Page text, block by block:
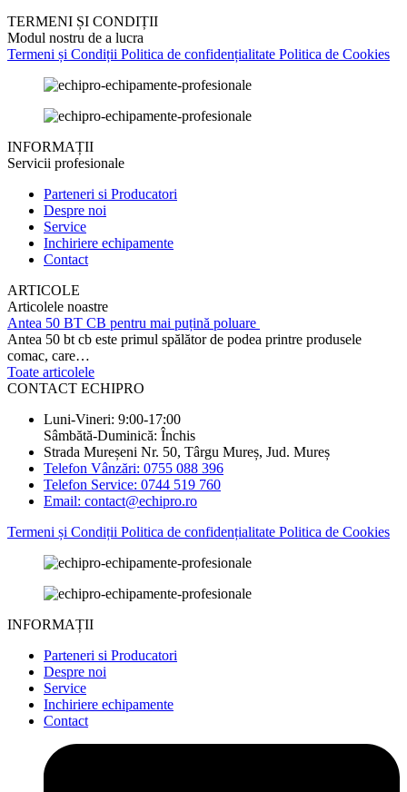
TERMENI ȘI CONDIȚII
Modul nostru de a lucra
Termeni și Condiții Politica de confidențialitate Politica de Cookies
INFORMAȚII
Servicii profesionale
Parteneri si Producatori
Despre noi
Service
Inchiriere echipamente
Contact
ARTICOLE
Articolele noastre
Antea 50 BT CB pentru mai puțină poluare
Antea 50 bt cb este primul spălător de podea printre produsele
comac, care…
Toate articolele
CONTACT ECHIPRO
Luni-Vineri: 9:00-17:00
Sâmbătă-Duminică: Închis
Strada Mureșeni Nr. 50, Târgu Mureș, Jud. Mureș
Telefon Vânzări: 0755 088 396
Telefon Service: 0744 519 760
Email: contact@echipro.ro
Termeni și Condiții Politica de confidențialitate Politica de Cookies
INFORMAȚII
Parteneri si Producatori
Despre noi
Service
Inchiriere echipamente
Contact